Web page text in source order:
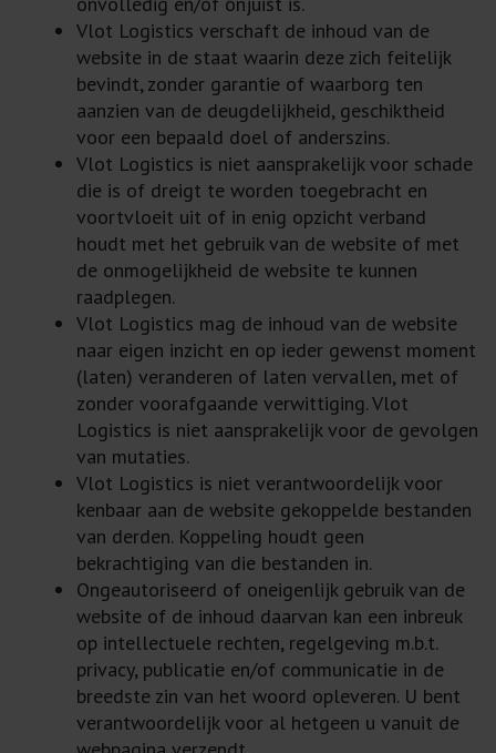
Vlot Logistics verschaft de inhoud van de
website in de staat waarin deze zich feitelijk
bevindt, zonder garantie of waarborg ten
aanzien van de deugdelijkheid, geschiktheid
voor een bepaald doel of anderszins.
Vlot Logistics is niet aansprakelijk voor schade
die is of dreigt te worden toegebracht en
voortvloeit uit of in enig opzicht verband
houdt met het gebruik van de website of met
de onmogelijkheid de website te kunnen
raadplegen.
Vlot Logistics mag de inhoud van de website
naar eigen inzicht en op ieder gewenst moment
(laten) veranderen of laten vervallen, met of
zonder voorafgaande verwittiging. Vlot
Logistics is niet aansprakelijk voor de gevolgen
van mutaties.
Vlot Logistics is niet verantwoordelijk voor
kenbaar aan de website gekoppelde bestanden
van derden. Koppeling houdt geen
bekrachtiging van die bestanden in.
Ongeautoriseerd of oneigenlijk gebruik van de
website of de inhoud daarvan kan een inbreuk
op intellectuele rechten, regelgeving m.b.t.
privacy, publicatie en/of communicatie in de
breedste zin van het woord opleveren. U bent
verantwoordelijk voor al hetgeen u vanuit de